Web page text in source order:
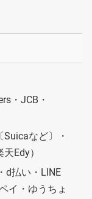
・JCB・
など〕・
Edy）
d払い・LINE
イ・ゆうちょ